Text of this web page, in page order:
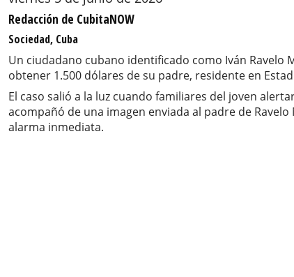
Redacción de CubitaNOW
Sociedad, Cuba
Un ciudadano cubano identificado como Iván
obtener 1.500 dólares de su padre, residente en
El caso salió a la luz cuando familiares del joven
acompañó de una imagen enviada al padre de
alarma inmediata.